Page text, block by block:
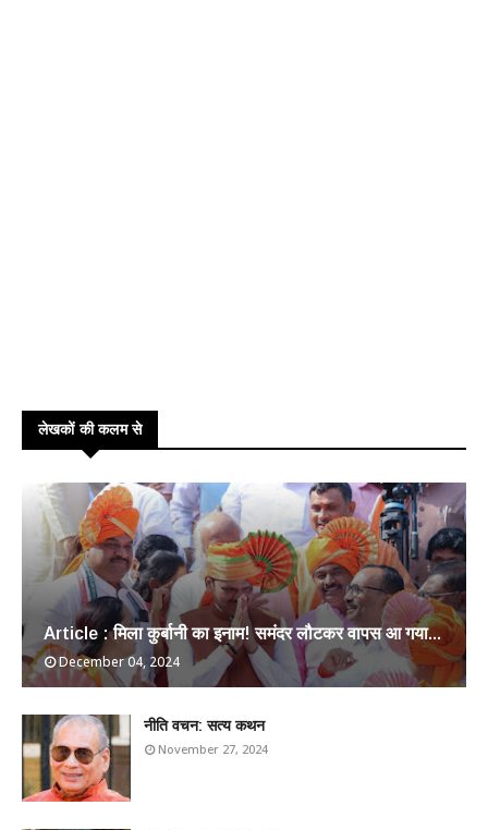
लेखकों की कलम से
Article : मिला कुर्बानी का इनाम! समंदर लौटकर वापस आ गया...
December 04, 2024
​नीति वचन: सत्य कथन
November 27, 2024